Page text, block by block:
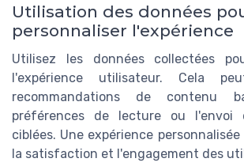
Utilisation des données
personnaliser l'expérience
Utilisez les données collectées
l'expérience utilisateur. Cela
recommandations de contenu
préférences de lecture ou l'envoi
ciblées. Une expérience
la satisfaction et l'engagement des